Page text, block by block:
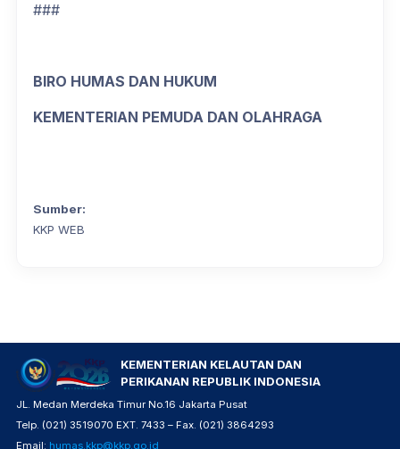
###
BIRO HUMAS DAN HUKUM
KEMENTERIAN PEMUDA DAN OLAHRAGA
Sumber:
KKP WEB
KEMENTERIAN KELAUTAN DAN
PERIKANAN REPUBLIK INDONESIA
JL. Medan Merdeka Timur No.16 Jakarta Pusat
Telp. (021) 3519070 EXT. 7433 – Fax. (021) 3864293
Email: humas.kkp@kkp.go.id